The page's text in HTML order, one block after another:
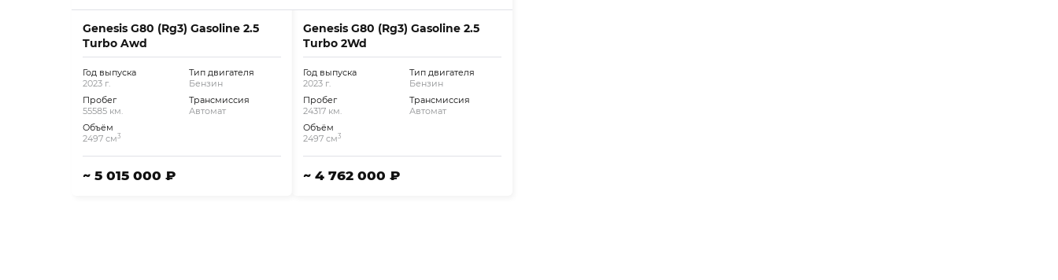
Genesis G80 (Rg3) Gasoline 2.5
Turbo Awd
Год выпуска
2023 г.
Пробег
55585 км.
Объём
2497 см3
Тип двигателя
Бензин
Трансмиссия
Автомат
~ 5 015 000 ₽
Genesis G80 (Rg3) Gasoline 2.5
Turbo 2Wd
Год выпуска
2023 г.
Пробег
24317 км.
Объём
2497 см3
Тип двигателя
Бензин
Трансмиссия
Автомат
~ 4 762 000 ₽